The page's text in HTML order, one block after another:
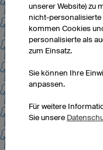
unserer Website) zu
nicht-personalisierte
kommen Cookies
personalisierte als
zum Einsatz.
Sie können Ihre
anpassen.
Für weitere
Sie unsere